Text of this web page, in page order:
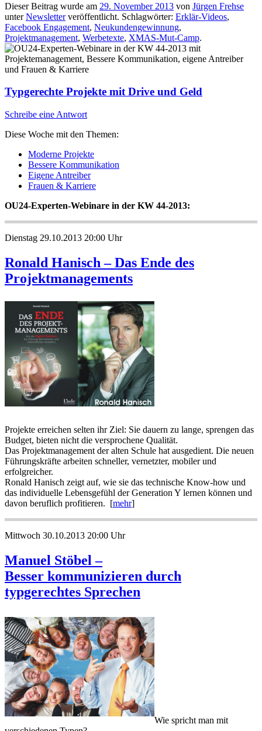
Dieser Beitrag wurde am 29. November 2013 von Jürgen Frehse
unterNewsletterveröffentlicht. Schlagwörter: Erklär-Videos,
Facebook Engagement, Neukundengewinnung,
Projektmanagement, Werbetexte, XMAS-Mut-Camp.
Typgerechte Projekte mit Drive und Geld
Schreibe eine Antwort
Diese Woche mit den Themen:
Moderne Projekte
Bessere Kommunikation
Eigene Antreiber
Frauen & Karriere
OU24-Experten-Webinare in der KW 44-2013:
Dienstag 29.10.2013 20:00 Uhr
Ronald Hanisch – Das Ende des
Projektmanagements
Projekte erreichen selten ihr Ziel: Sie dauern zu lange, sprengen das
Budget, bieten nicht die versprochene Qualität.
Das Projektmanagement der alten Schule hat ausgedient. Die neuen
Führungskräfte arbeiten schneller, vernetzter, mobiler und
erfolgreicher.
Ronald Hanisch zeigt auf, wie sie das technische Know-how und
das individuelle Lebensgefühl der Generation Y lernen können und
davon beruflich profitieren. [mehr]
Mittwoch 30.10.2013 20:00 Uhr
Manuel Stöbel –
Besser kommunizieren durch
typgerechtes Sprechen
Wie spricht man mit